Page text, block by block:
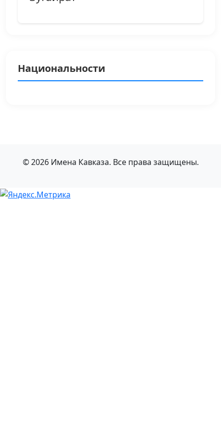
Национальности
© 2026 Имена Кавказа. Все права защищены.